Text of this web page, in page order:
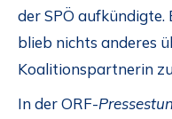
der SPÖ
blieb nichts anderes
Koalitionspartnerin
In der ORF-